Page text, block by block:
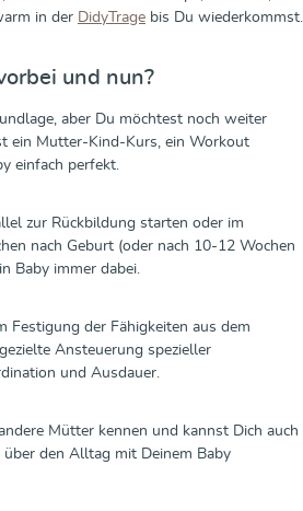
in der DidyTrage bis Du wiederkommst.
und nun?
aber Du möchtest noch weiter
ein Mutter-Kind-Kurs, ein Workout
einfach perfekt.
zur Rückbildung starten oder im
nach Geburt (oder nach 10-12 Wochen
Baby immer dabei.
Festigung der Fähigkeiten aus dem
Ansteuerung spezieller
und Ausdauer.
Mütter kennen und kannst Dich auch
den Alltag mit Deinem Baby